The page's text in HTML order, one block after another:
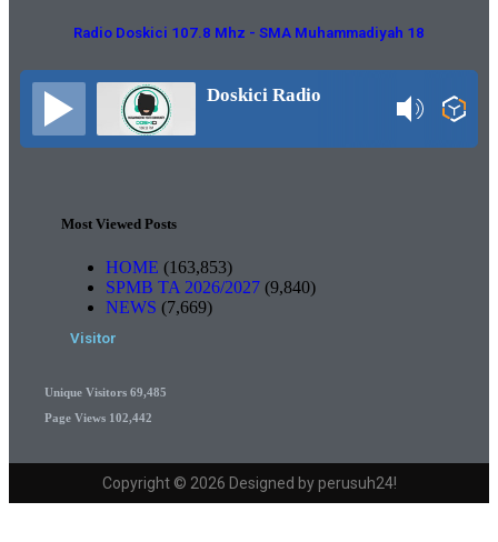
Radio Doskici 107.8 Mhz - SMA Muhammadiyah 18
Doskici Radio
Most Viewed Posts
HOME (163,853)
SPMB TA 2026/2027 (9,840)
NEWS (7,669)
Visitor
Unique Visitors 69,485
Page Views 102,442
Copyright © 2026 Designed by perusuh24!